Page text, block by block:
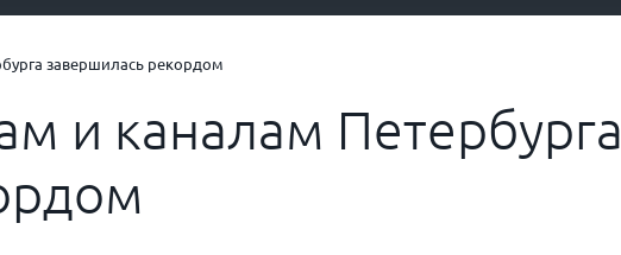
завершилась рекордом
и каналам Петербурга